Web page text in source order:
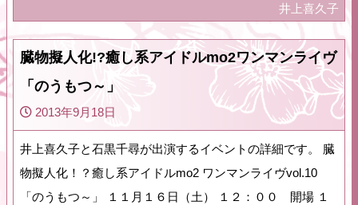
井上喜久子
臓物擬人化!?癒し系アイドルmo2ワンマンライヴ
「のうもつ～」
2013年9月18日
井上喜久子と石黒千尋が出演するイベントの詳細です。 臓
物擬人化！？癒し系アイドルmo2 ワンマンライヴvol.10
「のうもつ～」 １１月１６日（土） １２：００ 開場 １